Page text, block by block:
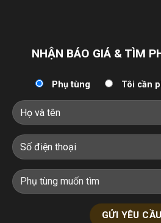
NHẬN BÁO GIÁ & TÌM
Phụ tùng Tôi cần